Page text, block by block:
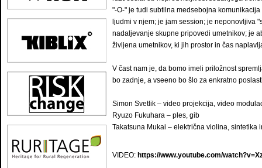
"-O-" je tudi subtilna medsebojna
ljudmi v njem; je jam session; je neponovljiva
nadaljevanje skupne pripovedi umetnikov; je
življena umetnikov, ki jih prostor in čas
V čast nam je, da bomo imeli priložnost
bo zadnje, a vseeno bo šlo za enkratno
Simon Svetlik – video projekcija, video
Ryuzo Fukuhara – ples, gib
Takatsuna Mukai – električna violina, sintetika
VIDEO: https://www.youtube.com/